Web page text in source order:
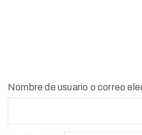
Nombre de usuario o correo